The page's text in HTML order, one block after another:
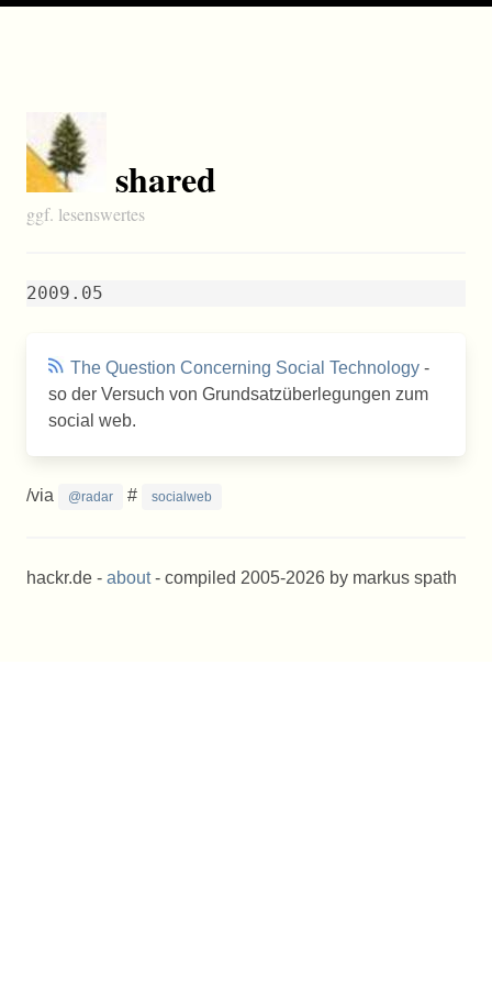
shared
ggf. lesenswertes
2009.05
The Question Concerning Social Technology -
so der Versuch von Grundsatzüberlegungen zum
social web.
/via @radar # socialweb
hackr.de - about- compiled 2005-2026 by markus spath